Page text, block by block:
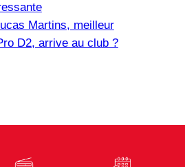
Martins, meilleur
D2, arrive au club ?